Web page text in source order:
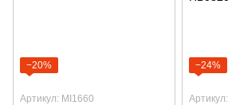
−20%
Артикул: MI1660
−24%